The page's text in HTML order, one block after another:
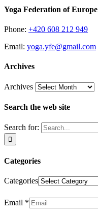
Yoga Federation of Europe
Phone: +420 608 212 949
Email: yoga.yfe@gmail.com
Archives
Archives
Search the web site
Search for:
Categories
Categories
Email *